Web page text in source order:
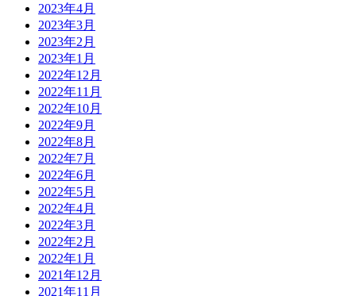
2023年4月
2023年3月
2023年2月
2023年1月
2022年12月
2022年11月
2022年10月
2022年9月
2022年8月
2022年7月
2022年6月
2022年5月
2022年4月
2022年3月
2022年2月
2022年1月
2021年12月
2021年11月